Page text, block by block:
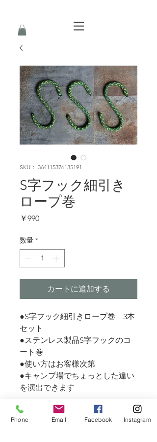
SKU： 364115376135191
S字フック細引き
ロープ巻
￥990価
数量 *
カートに追加する
●S字フック細引きロープ巻 3本
セット
●ステンレス製品S字フックのコ
ート巻
●使い方はお客様次第
●キャンプ場でちょっとした違い
を演出できます
Phone Email Facebook Instagram